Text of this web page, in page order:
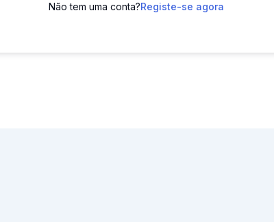
Não tem uma conta?Registe-se agora